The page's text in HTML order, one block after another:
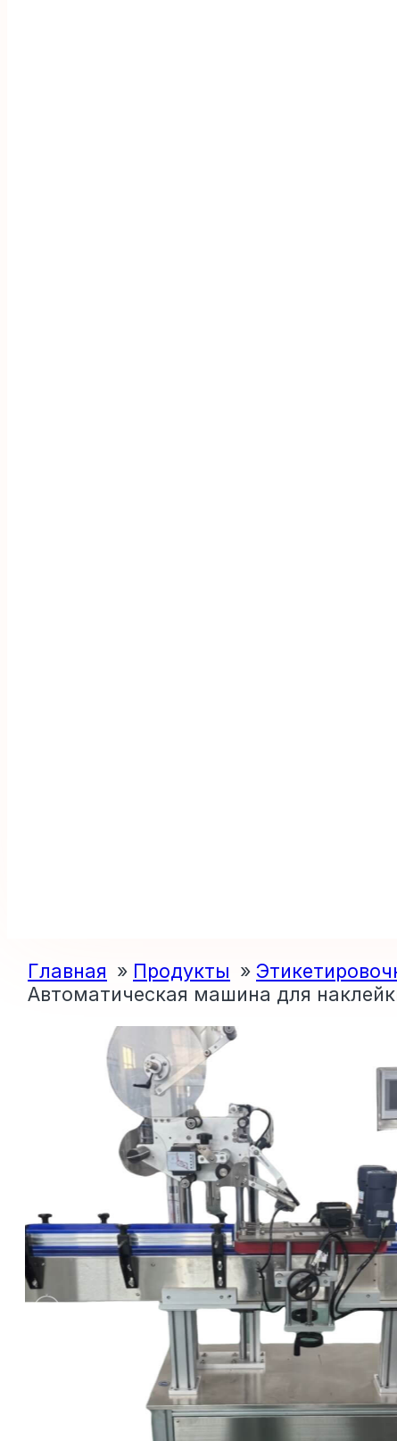
Главная Продукты
Автоматическая машина для